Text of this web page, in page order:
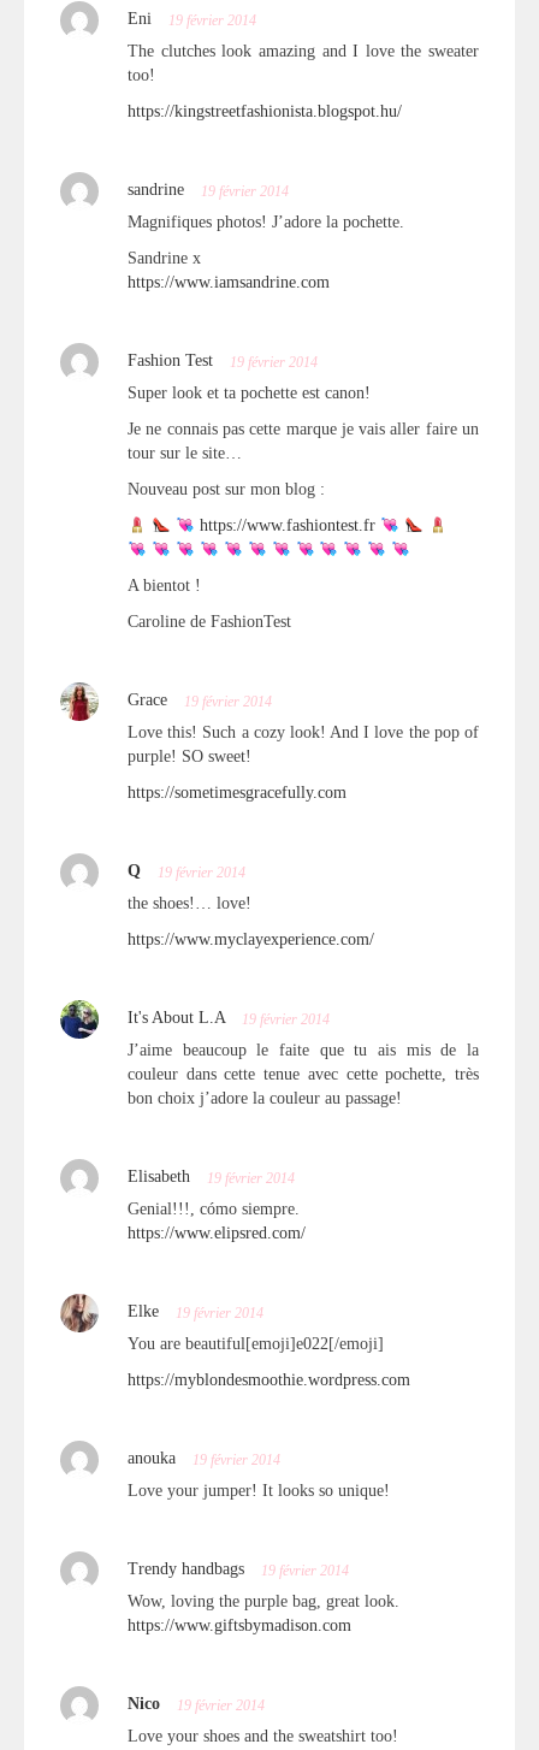
Eni 19 février 2014
The clutches look amazing and I love the sweater
too!
https://kingstreetfashionista.blogspot.hu/
sandrine 19 février 2014
Magnifiques photos! J’adore la pochette.
Sandrine x
https://www.iamsandrine.com
Fashion Test 19 février 2014
Super look et ta pochette est canon!
Je ne connais pas cette marque je vais aller faire un
tour sur le site…
Nouveau post sur mon blog :
https://www.fashiontest.fr
A bientot !
Caroline de FashionTest
Grace 19 février 2014
Love this! Such a cozy look! And I love the pop of
purple! SO sweet!
https://sometimesgracefully.com
Q 19 février 2014
the shoes!… love!
https://www.myclayexperience.com/
It's About L.A 19 février 2014
J’aime beaucoup le faite que tu ais mis de la
couleur dans cette tenue avec cette pochette, très
bon choix j’adore la couleur au passage!
Elisabeth 19 février 2014
Genial!!!, cómo siempre.
https://www.elipsred.com/
Elke 19 février 2014
You are beautiful[emoji]e022[/emoji] ️
https://myblondesmoothie.wordpress.com
anouka 19 février 2014
Love your jumper! It looks so unique!
Trendy handbags 19 février 2014
Wow, loving the purple bag, great look.
https://www.giftsbymadison.com
Nico 19 février 2014
Love your shoes and the sweatshirt too!